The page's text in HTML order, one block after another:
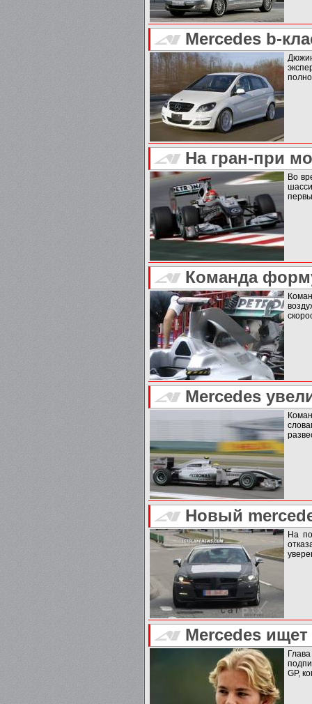
Mercedes b-
На гран-при
Во
Команда
Mercedes
Новый
На
Mercedes
GP,